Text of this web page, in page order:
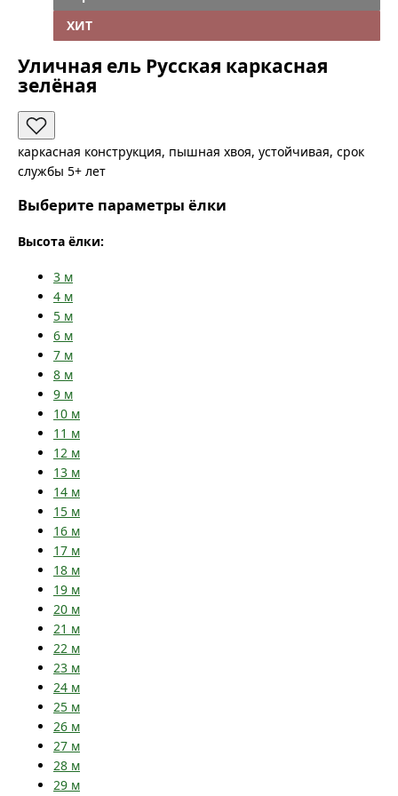
ХИТ
Уличная ель Русская каркасная
зелёная
каркасная конструкция, пышная хвоя, устойчивая, срок
службы 5+ лет
Выберите параметры ёлки
Высота ёлки:
3 м
4 м
5 м
6 м
7 м
8 м
9 м
10 м
11 м
12 м
13 м
14 м
15 м
16 м
17 м
18 м
19 м
20 м
21 м
22 м
23 м
24 м
25 м
26 м
27 м
28 м
29 м